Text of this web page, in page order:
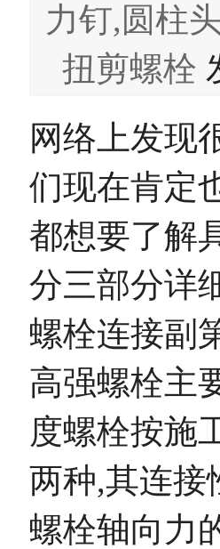
力钉,圆柱
扭剪螺栓
网络上发现
们现在肯定
都想要了解
分三部分详
螺栓连接副
高强螺栓主
度螺栓按施
两种,其连接
螺栓轴向力